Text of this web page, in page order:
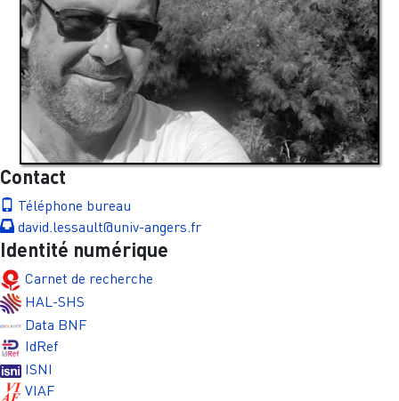
Contact
Téléphone bureau
david.lessault@univ-angers.fr
Identité numérique
Carnet de recherche
HAL-SHS
Data BNF
IdRef
ISNI
VIAF